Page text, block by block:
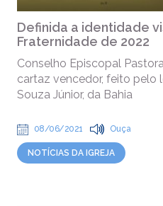
Definida a identidade
Fraternidade de 2022
Conselho Episcopal
cartaz vencedor, feito pelo
Souza Júnior, da Bahia
08/06/2021 Ouça
NOTÍCIAS DA IGREJA